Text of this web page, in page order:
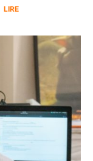
LIRE